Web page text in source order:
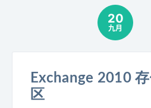
20
九月
Exchange 2010
区